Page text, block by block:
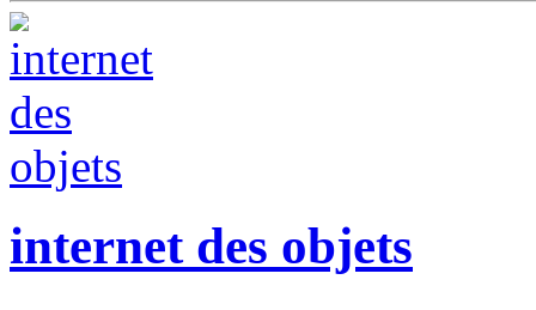
internet des objets